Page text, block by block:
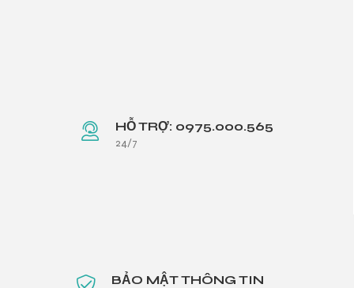
HỖ TRỢ: 0975.000.565
24/7
BẢO MẬT THÔNG TIN